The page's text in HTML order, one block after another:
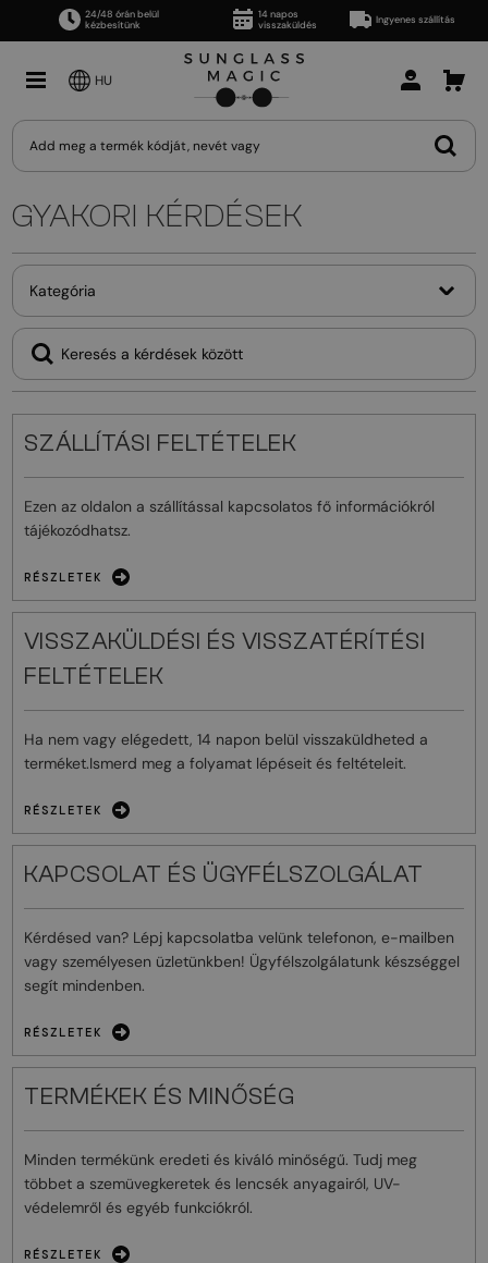
24/48 órán belül
kézbesítünk
14 napos
visszaküldés
Ingyenes szállítás
HU
GYAKORI KÉRDÉSEK
Kategória
SZÁLLÍTÁSI FELTÉTELEK
Ezen az oldalon a szállítással kapcsolatos fő információkról
tájékozódhatsz.
RÉSZLETEK
VISSZAKÜLDÉSI ÉS VISSZATÉRÍTÉSI
FELTÉTELEK
Ha nem vagy elégedett, 14 napon belül visszaküldheted a
terméket.Ismerd meg a folyamat lépéseit és feltételeit.
RÉSZLETEK
KAPCSOLAT ÉS ÜGYFÉLSZOLGÁLAT
Kérdésed van? Lépj kapcsolatba velünk telefonon, e-mailben
vagy személyesen üzletünkben! Ügyfélszolgálatunk készséggel
segít mindenben.
RÉSZLETEK
TERMÉKEK ÉS MINŐSÉG
Minden termékünk eredeti és kiváló minőségű. Tudj meg
többet a szemüvegkeretek és lencsék anyagairól, UV-
védelemről és egyéb funkciókról.
RÉSZLETEK